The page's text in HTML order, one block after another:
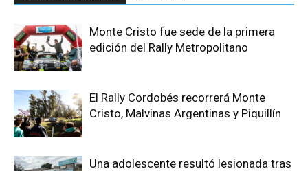
Monte Cristo fue sede de la primera
edición del Rally Metropolitano
El Rally Cordobés recorrerá Monte
Cristo, Malvinas Argentinas y Piquillín
Una adolescente resultó lesionada tras